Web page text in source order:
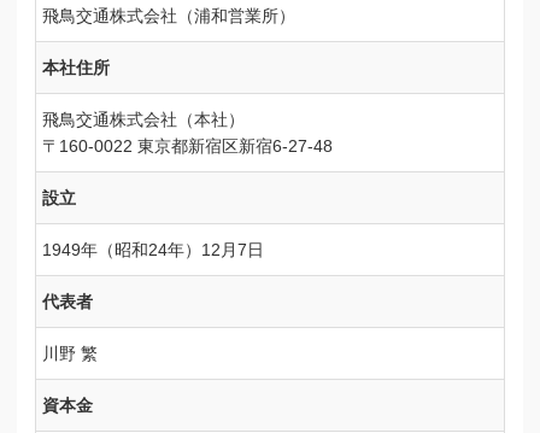
飛鳥交通株式会社（浦和営業所）
本社住所
飛鳥交通株式会社（本社）
〒160-0022 東京都新宿区新宿6-27-48
設立
1949年（昭和24年）12月7日
代表者
川野 繁
資本金